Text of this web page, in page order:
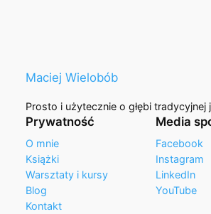
Maciej Wielobób
Prosto i użytecznie o głębi tradycyjnej
Prywatność
O mnie
Książki
Warsztaty i kursy
Blog
Kontakt
Media
Facebook
Instagram
LinkedIn
YouTube